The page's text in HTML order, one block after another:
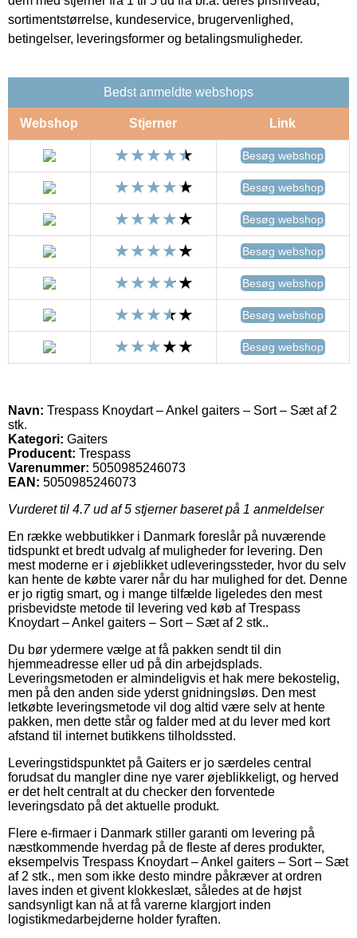
sortimentstørrelse, kundeservice, brugervenlighed,
betingelser, leveringsformer og betalingsmuligheder.
Bedst anmeldte webshops
Webshop Stjerner Link
Besøg webshop
Besøg webshop
Besøg webshop
Besøg webshop
Besøg webshop
Besøg webshop
Besøg webshop
Navn: Trespass Knoydart – Ankel gaiters – Sort – Sæt af 2
stk.
Kategori: Gaiters
Producent: Trespass
Varenummer: 5050985246073
EAN: 5050985246073
Vurderet til 4.7ud af 5 stjerner baseret på 1 anmeldelser
En række webbutikker i Danmark foreslår på nuværende
tidspunkt et bredt udvalg af muligheder for levering. Den
mest moderne er i øjeblikket udleveringssteder, hvor du selv
kan hente de købte varer når du har mulighed for det. Denne
er jo rigtig smart, og i mange tilfælde ligeledes den mest
prisbevidste metode til levering ved køb af Trespass
Knoydart – Ankel gaiters – Sort – Sæt af 2 stk..
Du bør ydermere vælge at få pakken sendt til din
hjemmeadresse eller ud på din arbejdsplads.
Leveringsmetoden er almindeligvis et hak mere bekostelig,
men på den anden side yderst gnidningsløs. Den mest
letkøbte leveringsmetode vil dog altid være selv at hente
pakken, men dette står og falder med at du lever med kort
afstand til internet butikkens tilholdssted.
Leveringstidspunktet på Gaiters er jo særdeles central
forudsat du mangler dine nye varer øjeblikkeligt, og herved
er det helt centralt at du checker den forventede
leveringsdato på det aktuelle produkt.
Flere e-firmaer i Danmark stiller garanti om levering på
næstkommende hverdag på de fleste af deres produkter,
eksempelvis Trespass Knoydart – Ankel gaiters – Sort – Sæt
af 2 stk., men som ikke desto mindre påkræver at ordren
laves inden et givent klokkeslæt, således at de højst
sandsynligt kan nå at få varerne klargjort inden
logistikmedarbejderne holder fyraften.